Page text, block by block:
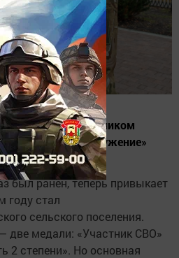
стал участником
премии «Служение»
был ранен, теперь привыкает
году стал
сельского поселения.
две медали: «Участник СВО»
2 степени». Но основная